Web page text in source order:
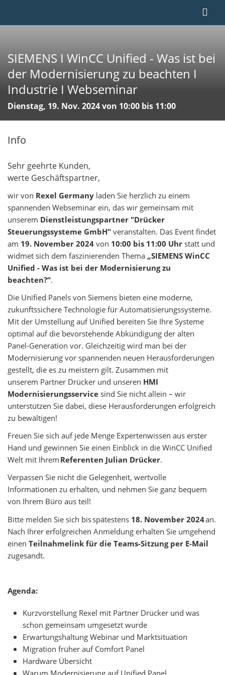
SIEMENS I WinCC Unified - Was ist bei
der Modernisierung zu beachten I
Industrie I Webseminar
Dienstag, 19. Nov. 2024 von 10:00 bis 11:00
Info
Sehr geehrte Kunden,
werte Geschäftspartner,
wir von Rexel Germany laden Sie herzlich zu einem
spannenden Webseminar ein, das wir gemeinsam mit
unserem Dienstleistungspartner "Drücker
Steuerungssysteme GmbH" veranstalten. Das Event findet
am 19. November 2024 von 10:00 bis 11:00 Uhr statt und
widmet sich dem faszinierenden Thema „SIEMENS WinCC
Unified - Was ist bei der Modernisierung zu
beachten?“.
Die Unified Panels von Siemens bieten eine moderne,
zukunftssichere Technologie für Automatisierungssysteme.
Mit der Umstellung auf Unified bereiten Sie Ihre Systeme
optimal auf die bevorstehende Abkündigung der alten
Panel-Generation vor. Gleichzeitig wird man bei der
Modernisierung vor spannenden neuen Herausforderungen
gestellt, die es zu meistern gilt. Zusammen mit
unserem Partner Drücker und unseren HMI
Modernisierungsservice sind Sie nicht allein – wir
unterstützen Sie dabei, diese Herausforderungen erfolgreich
zu bewältigen!
Freuen Sie sich auf jede Menge Expertenwissen aus erster
Hand und gewinnen Sie einen Einblick in die WinCC Unified
Welt mit Ihrem Referenten Julian Drücker.
Verpassen Sie nicht die Gelegenheit, wertvolle
Informationen zu erhalten, und nehmen Sie ganz bequem
von Ihrem Büro aus teil!
Bitte melden Sie sich bis spätestens 18. November 2024an.
Nach Ihrer erfolgreichen Anmeldung erhalten Sie umgehend
einen Teilnahmelink für die Teams-Sitzung per E-Mail
zugesandt.
Agenda:
Kurzvorstellung Rexel mit Partner Drücker und was
schon gemeinsam umgesetzt wurde
Erwartungshaltung Webinar und Marktsituation
Migration früher auf Comfort Panel
Hardware Übersicht
Warum Modernisierung auf Unified Panel